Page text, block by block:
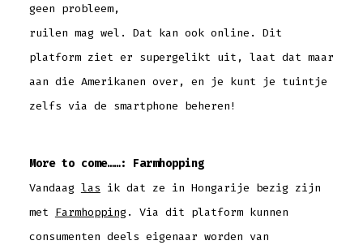
geen probleem,
ruilen mag wel. Dat kan ook online. Dit
platform ziet er supergelikt uit, laat dat maar
aan die Amerikanen over, en je kunt je tuintje
zelfs via de smartphone beheren!
More to come……: Farmhopping
Vandaag las ik dat ze in Hongarije bezig zijn
met Farmhopping . Via dit platform kunnen
consumenten deels eigenaar worden van